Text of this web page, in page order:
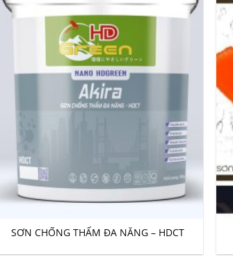
SƠN CHỐNG THẤM ĐA NĂNG – HDCT